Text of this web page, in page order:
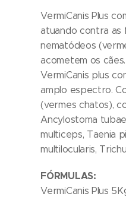
VermiCanis Plus
atuando contra as
nematódeos
acometem os cães.
VermiCanis plus
amplo espectro.
(vermes chatos),
Ancylostoma
multiceps, Taenia
multilocularis,
FÓRMULAS:
VermiCanis Plus